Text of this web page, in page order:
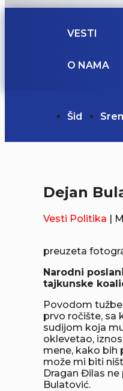
VESTI
O NAMA
Šid
Dejan
Vesti Politika |
preuzeta
Narodni
tajkunske
Povodom
prvo ročište, sa
sudijom koja
oklevetao,
mene, kako bih
može mi biti
Dragan Đilas ne
Bulatović.